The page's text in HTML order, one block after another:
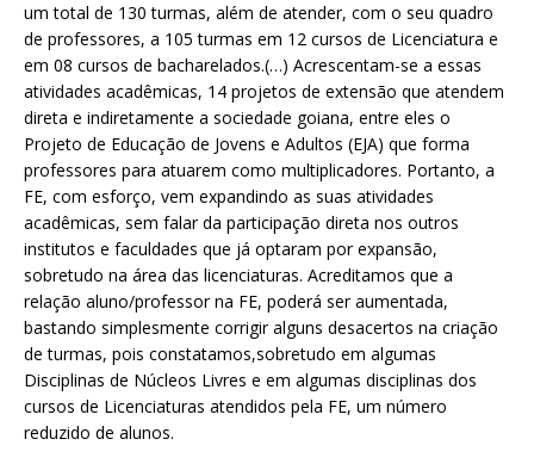
um total de 130 turmas, além de atender, com o seu quadro
de professores, a 105 turmas em 12 cursos de Licenciatura e
em 08 cursos de bacharelados.(…) Acrescentam-se a essas
atividades acadêmicas, 14 projetos de extensão que atendem
direta e indiretamente a sociedade goiana, entre eles o
Projeto de Educação de Jovens e Adultos (EJA) que forma
professores para atuarem como multiplicadores. Portanto, a
FE, com esforço, vem expandindo as suas atividades
acadêmicas, sem falar da participação direta nos outros
institutos e faculdades que já optaram por expansão,
sobretudo na área das licenciaturas. Acreditamos que a
relação aluno/professor na FE, poderá ser aumentada,
bastando simplesmente corrigir alguns desacertos na criação
de turmas, pois constatamos,sobretudo em algumas
Disciplinas de Núcleos Livres e em algumas disciplinas dos
cursos de Licenciaturas atendidos pela FE, um número
reduzido de alunos.